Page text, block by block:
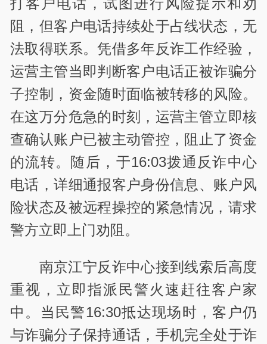
打客户电话，试图进行风险提示和劝
阻，但客户电话持续处于占线状态，无
法取得联系。凭借多年反诈工作经验，
运营主管当即判断客户电话正被诈骗分
子控制，资金随时面临被转移的风险。
在这万分危急的时刻，运营主管立即核
查确认账户已被主动管控，阻止了资金
的流转。随后，于16:03拨通反诈中心
电话，详细通报客户身份信息、账户风
险状态及被远程操控的紧急情况，请求
警方立即上门劝阻。
南京江宁反诈中心接到线索后高度
重视，立即指派民警火速赶往客户家
中。当民警16:30抵达现场时，客户仍
与诈骗分子保持通话，手机完全处于诈